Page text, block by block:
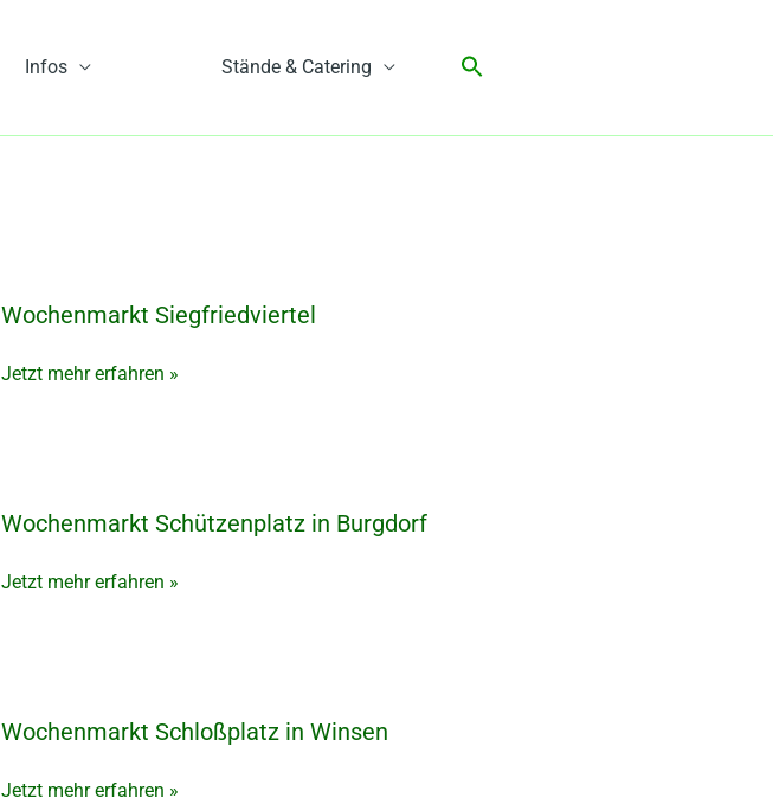
Infos Stände & Catering
Wochenmarkt Siegfriedviertel
Wochenmarkt
Jetzt mehr erfahren »
Wochenmarkt Schützenplatz in Burgdorf
Wochenmarkt
in
Jetzt mehr erfahren »
Wochenmarkt Schloßplatz in Winsen
Wochenmarkt
in
Jetzt mehr erfahren »